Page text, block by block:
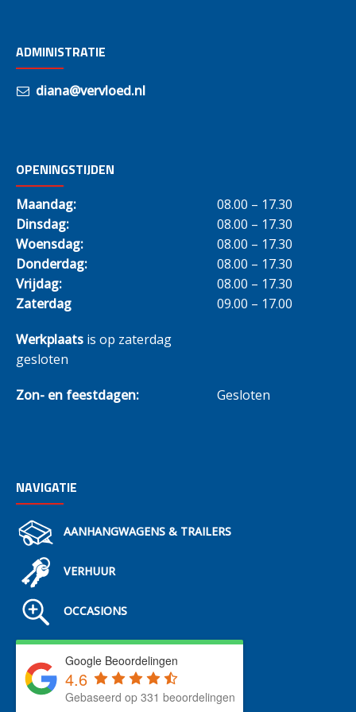
ADMINISTRATIE
diana@vervloed.nl
OPENINGSTIJDEN
Maandag:
08.00 – 17.30
Dinsdag:
08.00 – 17.30
Woensdag:
08.00 – 17.30
Donderdag:
08.00 – 17.30
Vrijdag:
08.00 – 17.30
Zaterdag
09.00 – 17.00
Werkplaats is op zaterdag
gesloten
Zon- en feestdagen: Gesloten
NAVIGATIE
AANHANGWAGENS & TRAILERS
VERHUUR
OCCASIONS
Google Beoordelingen
4.6
Gebaseerd op 331 beoordelingen